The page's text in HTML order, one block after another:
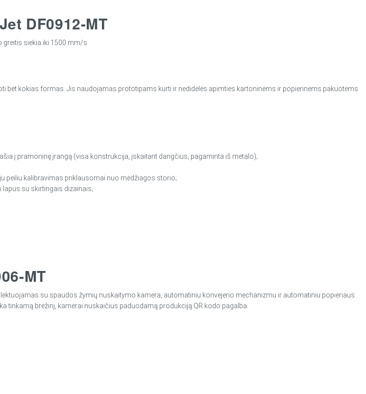
DF0912-MT
siekia iki 1500 mm/s.
bet kokias formas. Jis naudojamas prototipams kurti ir nedidelės apimties kartoninėms ir popierinėms pakuotėms
į pramoninę įrangą (visa konstrukcija, įskaitant dangčius, pagaminta iš metalo);
peiliu kalibravimas priklausomai nuo medžiagos storio;
su skirtingais dizainais;
MT
su spaudos žymių nuskaitymo kamera, automatiniu konvejerio mechanizmu ir automatiniu popieriaus
tinkamą brėžinį, kamerai nuskaičius paduodamą produkciją QR kodo pagalba.